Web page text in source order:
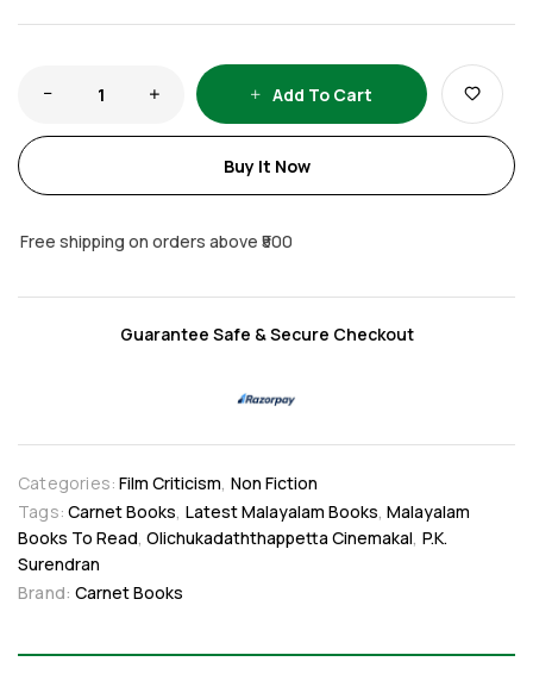
Add To Cart
Buy It Now
Free shipping on orders above ₹500
Guarantee Safe & Secure Checkout
Categories: Film Criticism, Non Fiction
Tags: Carnet Books, Latest Malayalam Books,Malayalam
Books To Read,Olichukadaththappetta Cinemakal, P.K.
Surendran
Brand:Carnet Books